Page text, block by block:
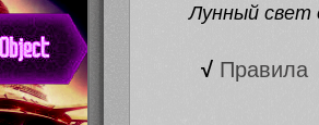
Лунный свет
√ Правила